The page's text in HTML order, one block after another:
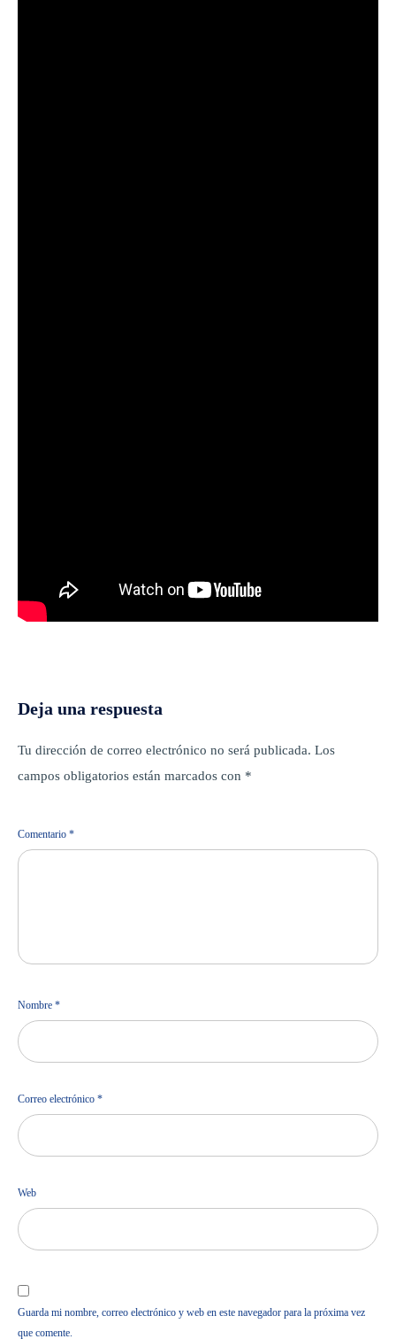
Deja una respuesta
Tu dirección de correo electrónico no será publicada. Los
campos obligatorios están marcados con *
Comentario *
Nombre *
Correo electrónico *
Web
Guarda mi nombre, correo electrónico y web en este navegador para la próxima vez
que comente.